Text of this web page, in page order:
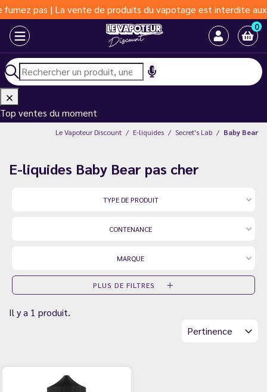
pas | La vente de produits du vapotage est interdite aux
0
Top ventes du moment
Le Vapoteur Discount E-liquides Secret's Lab Baby Bear
E-liquides Baby Bear pas cher
TYPE DE PRODUIT
CONTENANCE
MARQUE
PLUS DE FILTRES
Il y a 1 produit.
Pertinence